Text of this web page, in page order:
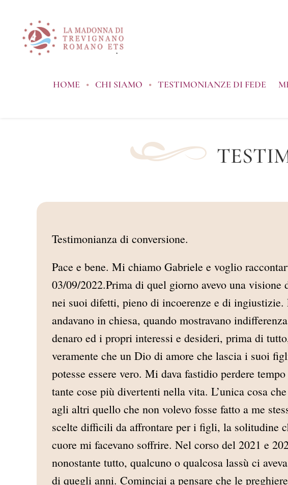
contenuto
HOME CHI SIAMO TESTIMONIANZE DI FEDE
Testimonianza di conversione.
Pace e bene. Mi chiamo Gabriele e voglio
03/09/2022.Prima di quel giorno avevo una
nei suoi difetti, pieno di incoerenze e di ingiustizie.
andavano in chiesa, quando mostravano
denaro ed i propri interessi e desideri, prima di
veramente che un Dio di amore che lascia i suoi
potesse essere vero. Mi dava fastidio perdere
tante cose più divertenti nella vita. L’unica cosa
agli altri quello che non volevo fosse fatto a me
scelte difficili da affrontare per i figli, la solitudine
cuore mi facevano soffrire. Nel corso del 2021 e
nonostante tutto, qualcuno o qualcosa lassù ci
di quegli anni. Cominciai a pensare che le